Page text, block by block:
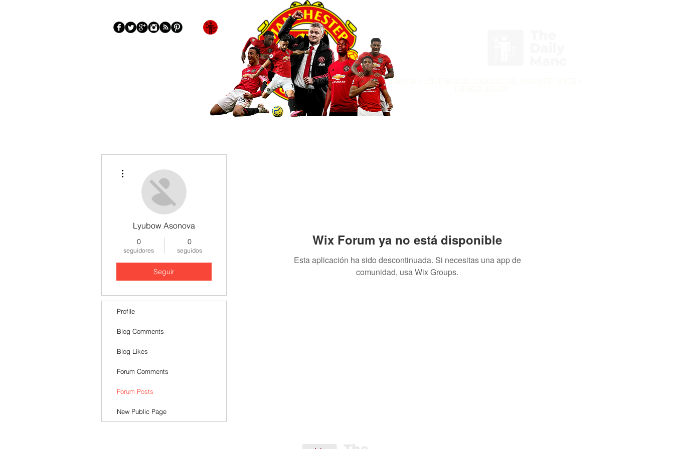
Wix Forum ya no está disponible
Esta aplicación ha sido descontinuada. Si necesitas una app de
comunidad, usa Wix Groups.
Lyubow Asonova
0
seguidores
0
seguidos
Seguir
Profile
Blog Comments
Blog Likes
Forum Comments
Forum Posts
New Public Page